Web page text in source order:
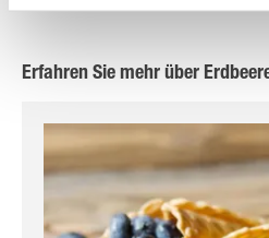
Erfahren Sie mehr über